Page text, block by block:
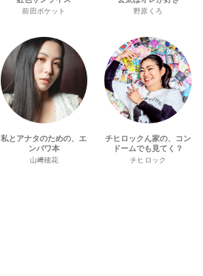
前田ポケット 野原くろ
私とアナタのための、エ
ンパワ本
山﨑穂花
チヒロックん家の、コン
ドームでも見てく？
チヒロック